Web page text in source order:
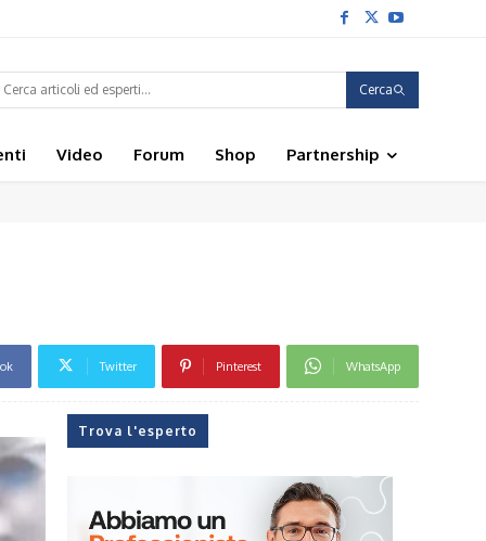
Cerca
Video Forum Shop Partnership
Twitter Pinterest WhatsApp
Trova l'esperto